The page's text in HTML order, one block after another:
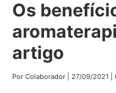
conteúdo
principal
Os
artigo
Por Colaborador 27/09/2021